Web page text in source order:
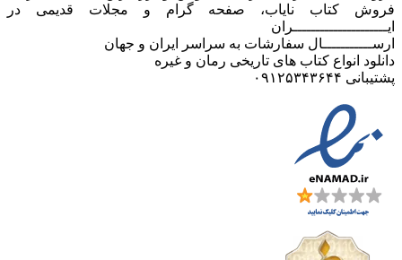
فروش کتاب نایاب، صفحه گرام و مجلات قدیمی در
ایـــــــــــــــــــــران
ارســـــــــــال سفارشات به سراسر ایران و جهان
دانلود انواع کتاب های تاریخی رمان و غیره
پشتیبانی ۰۹۱۲۵۳۴۳۶۴۴